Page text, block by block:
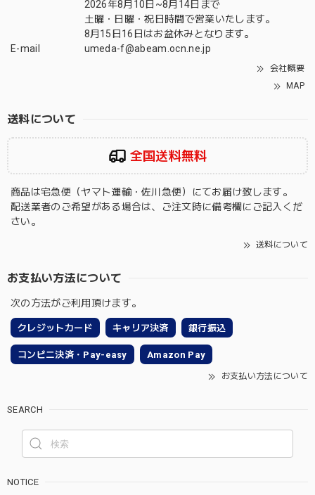
2026年8月10日~8月14日まで
土曜・日曜・祝日時間で営業いたします。
8月15日16日はお盆休みとなります。
E-mail
umeda-f@abeam.ocn.ne.jp
会社概要
MAP
送料について
全国送料無料
商品は宅急便（ヤマト運輸・佐川急便）にてお届け致します。
配送業者のご希望がある場合は、ご注文時に備考欄にご記入くだ
さい。
送料について
お支払い方法について
次の方法がご利用頂けます。
クレジットカード キャリア決済 銀行振込
コンビニ決済・Pay-easy Amazon Pay
お支払い方法について
SEARCH
NOTICE